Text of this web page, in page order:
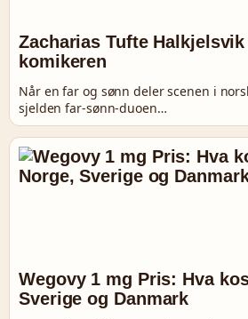
Zacharias Tufte
komikeren
Når en far og sønn deler scenen i
sjelden far-sønn-duoen…
Wegovy 1 mg Pris: Hva
Sverige og Danmark